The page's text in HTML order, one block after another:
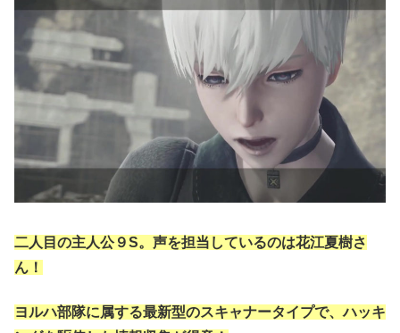
二人目の主人公９S。声を担当しているのは花江夏樹さ
ん！
ヨルハ部隊に属する最新型のスキャナータイプで、ハッキ